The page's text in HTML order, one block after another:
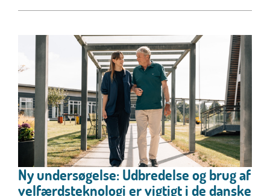
Ny undersøgelse: Udbredelse og brug af
velfærdsteknologi er vigtigt i de danske